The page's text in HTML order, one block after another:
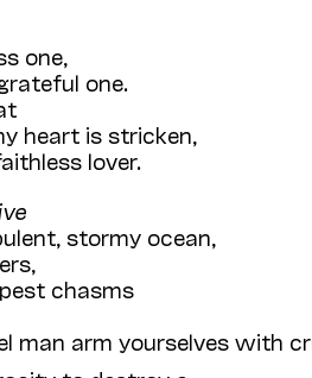
one,
one.
heart is stricken,
lover.
stormy ocean,
chasms
man arm yourselves with